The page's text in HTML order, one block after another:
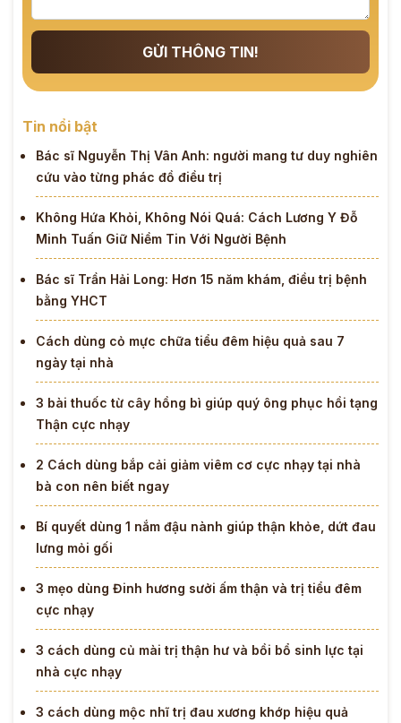
GỬI THÔNG TIN!
Tin nổi bật
Bác sĩ Nguyễn Thị Vân Anh: người mang tư duy nghiên
cứu vào từng phác đồ điều trị
Không Hứa Khỏi, Không Nói Quá: Cách Lương Y Đỗ
Minh Tuấn Giữ Niềm Tin Với Người Bệnh
Bác sĩ Trần Hải Long: Hơn 15 năm khám, điều trị bệnh
bằng YHCT
Cách dùng cỏ mực chữa tiểu đêm hiệu quả sau 7
ngày tại nhà
3 bài thuốc từ cây hồng bì giúp quý ông phục hồi tạng
Thận cực nhạy
2 Cách dùng bắp cải giảm viêm cơ cực nhạy tại nhà
bà con nên biết ngay
Bí quyết dùng 1 nắm đậu nành giúp thận khỏe, dứt đau
lưng mỏi gối
3 mẹo dùng Đinh hương sưởi ấm thận và trị tiểu đêm
cực nhạy
3 cách dùng củ mài trị thận hư và bồi bổ sinh lực tại
nhà cực nhạy
3 cách dùng mộc nhĩ trị đau xương khớp hiệu quả